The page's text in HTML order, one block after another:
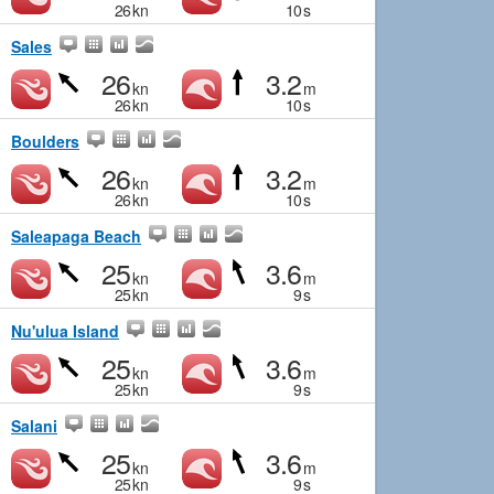
26kn 10s
Sales
26kn
26kn
3.2m
10s
Boulders
26kn
26kn
3.2m
10s
Saleapaga Beach
25kn
25kn
3.6m
9s
Nu'ulua Island
25kn
25kn
3.6m
9s
Salani
25kn
25kn
3.6m
9s